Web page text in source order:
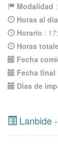
Modalidad
Horas al día
Horario :
Horas
Fecha
Fecha final
Dias de
Lanbide